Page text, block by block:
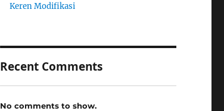
Keren Modifikasi
Recent Comments
No comments to show.